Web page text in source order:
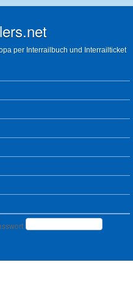
per Interrailbuch und Interrailticket